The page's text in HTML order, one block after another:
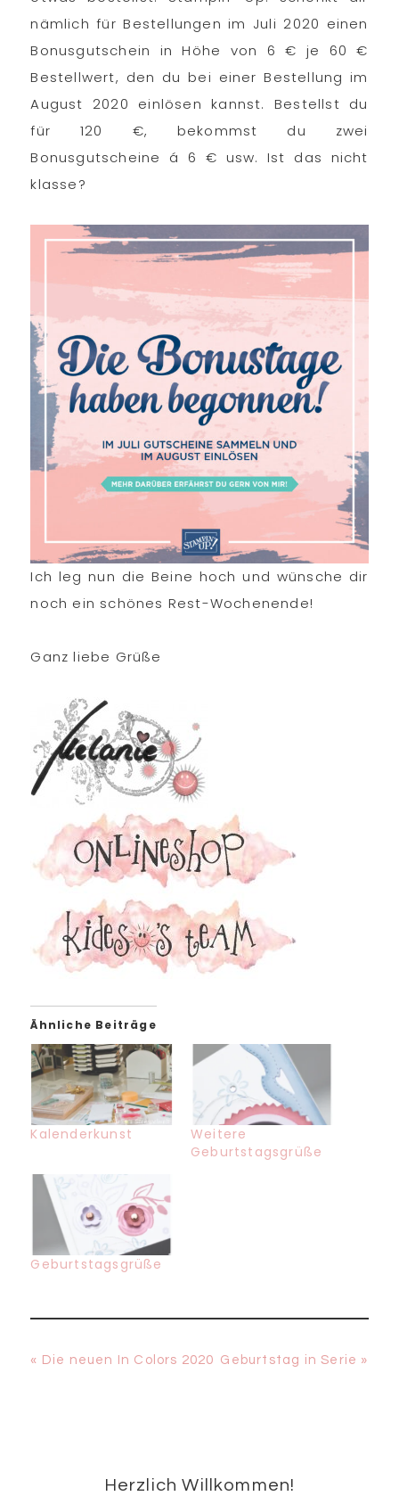
nämlich für Bestellungen im Juli 2020 einen
Bonusgutschein in Höhe von 6 € je 60 €
Bestellwert, den du bei einer Bestellung im
August 2020 einlösen kannst. Bestellst du
für 120 €, bekommst du zwei
Bonusgutscheine á 6 € usw. Ist das nicht
klasse?
Ich leg nun die Beine hoch und wünsche dir
noch ein schönes Rest-Wochenende!
Ganz liebe Grüße
Ähnliche Beiträge
Kalenderkunst
Weitere
Geburtstagsgrüße
Geburtstagsgrüße
Vorheriger
« Die neuen In Colors 2020 Nächster
Geburtstag in Serie »
Herzlich Willkommen!